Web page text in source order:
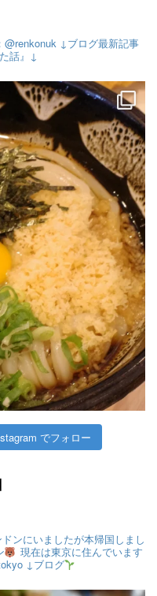
@renkonuk ↓ブログ最新記事
話』↓
でフォロー
ンにいましたが本帰国しまし
現在は東京に住んでいます
↓ブログ